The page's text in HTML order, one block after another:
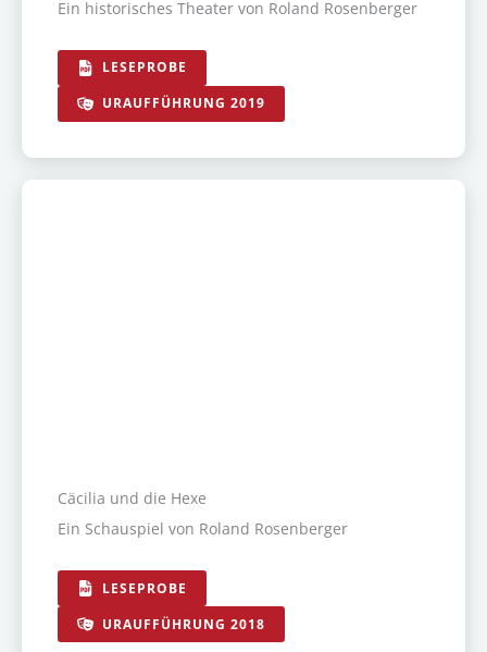
Ein historisches Theater von Roland Rosenberger
LESEPROBE
URAUFFÜHRUNG 2019
Cäcilia und die Hexe
Ein Schauspiel von Roland Rosenberger
LESEPROBE
URAUFFÜHRUNG 2018